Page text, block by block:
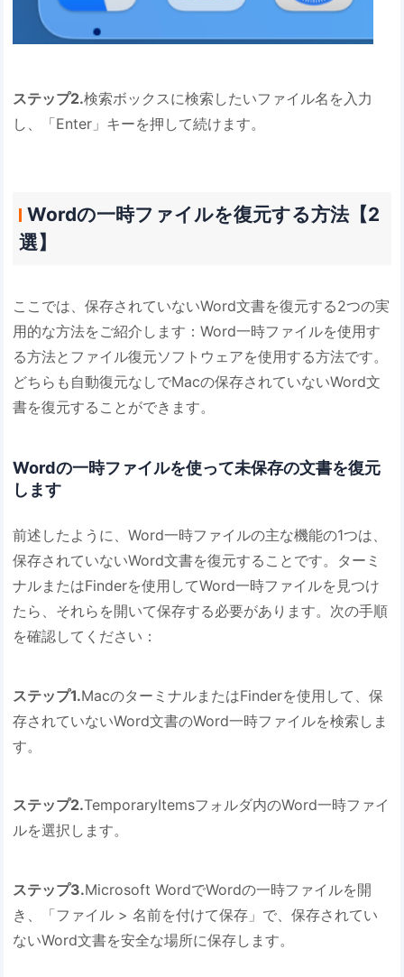
ステップ2.検索ボックスに検索したいファイル名を入力
し、「Enter」キーを押して続けます。
Wordの一時ファイルを復元する方法【2
選】
ここでは、保存されていないWord文書を復元する2つの実
用的な方法をご紹介します：Word一時ファイルを使用す
る方法とファイル復元ソフトウェアを使用する方法です。
どちらも自動復元なしでMacの保存されていないWord文
書を復元することができます。
Wordの一時ファイルを使って未保存の文書を復元
します
前述したように、Word一時ファイルの主な機能の1つは、
保存されていないWord文書を復元することです。ターミ
ナルまたはFinderを使用してWord一時ファイルを見つけ
たら、それらを開いて保存する必要があります。次の手順
を確認してください：
ステップ1.MacのターミナルまたはFinderを使用して、保
存されていないWord文書のWord一時ファイルを検索しま
す。
ステップ2.TemporaryItemsフォルダ内のWord一時ファイ
ルを選択します。
ステップ3.Microsoft WordでWordの一時ファイルを開
き、「ファイル > 名前を付けて保存」で、保存されてい
ないWord文書を安全な場所に保存します。